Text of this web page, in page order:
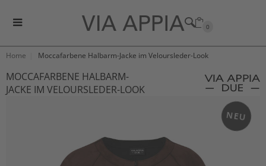
0
Home Moccafarbene Halbarm-Jacke im Veloursleder-Look
MOCCAFARBENE HALBARM-
JACKE IM VELOURSLEDER-LOOK
NEU